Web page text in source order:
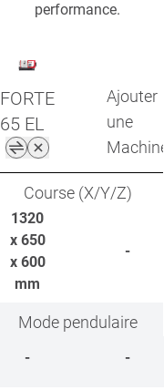
performance.
FORTE
65 EL
Ajouter
une
Machine
Course (X/Y/Z)
1320
x 650
x 600
mm
-
Mode pendulaire
- -